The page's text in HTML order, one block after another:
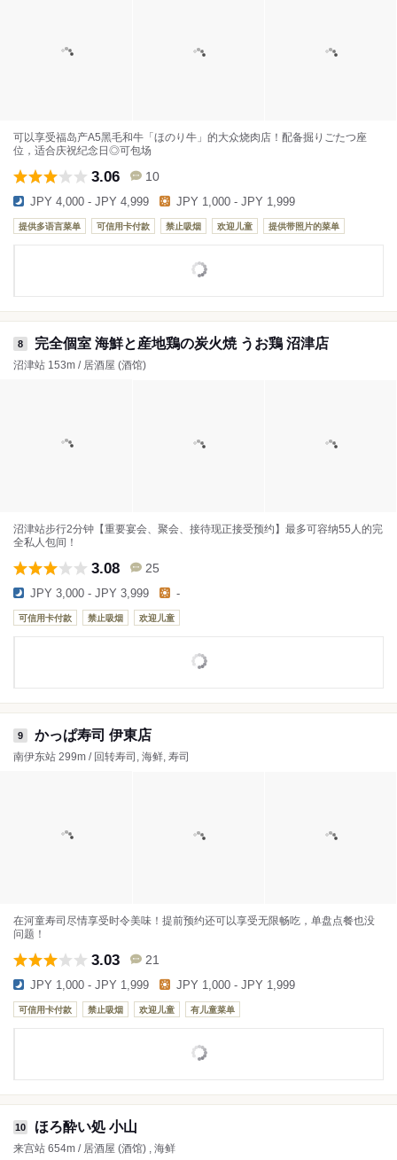
可以享受福岛产A5黑毛和牛「ほのり牛」的大众烧肉店！配备掘りごたつ座
位，适合庆祝纪念日◎可包场
3.06 10
JPY 4,000 - JPY 4,999 JPY 1,000 - JPY 1,999
提供多语言菜单 可信用卡付款 禁止吸烟 欢迎儿童 提供带照片的菜单
8 完全個室 海鮮と産地鶏の炭火焼 うお鶏 沼津店
沼津站 153m / 居酒屋 (酒馆)
沼津站步行2分钟【重要宴会、聚会、接待现正接受预约】最多可容纳55人的完
全私人包间！
3.08 25
JPY 3,000 - JPY 3,999 -
可信用卡付款 禁止吸烟 欢迎儿童
9 かっぱ寿司 伊東店
南伊东站 299m / 回转寿司, 海鲜, 寿司
在河童寿司尽情享受时令美味！提前预约还可以享受无限畅吃，单盘点餐也没
问题！
3.03 21
JPY 1,000 - JPY 1,999 JPY 1,000 - JPY 1,999
可信用卡付款 禁止吸烟 欢迎儿童 有儿童菜单
10 ほろ酔い処 小山
来宫站 654m / 居酒屋 (酒馆) , 海鲜